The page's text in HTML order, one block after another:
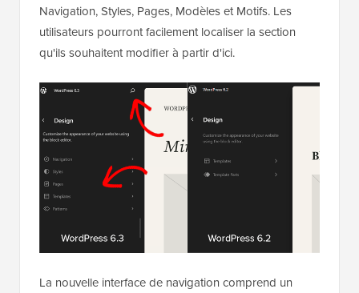
Navigation, Styles, Pages, Modèles et Motifs. Les
utilisateurs pourront facilement localiser la section
qu'ils souhaitent modifier à partir d'ici.
La nouvelle interface de navigation comprend un